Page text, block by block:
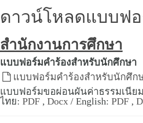
ดาวน์โหลดแบบฟ
สำนักงานการศึกษา
แบบฟอร์มคำร้องสำหรับนักศึกษา
แบบฟอร์มคำร้องสำหรับนักศึก
แบบฟอร์มขอผ่อนผันค่าธรรมเนีย
ไทย: PDF , Docx / English: PDF ,